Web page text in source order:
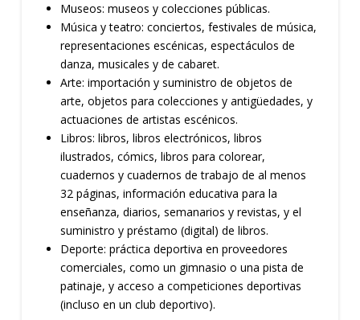
Museos: museos y colecciones públicas.
Música y teatro: conciertos, festivales de música,
representaciones escénicas, espectáculos de
danza, musicales y de cabaret.
Arte: importación y suministro de objetos de
arte, objetos para colecciones y antigüedades, y
actuaciones de artistas escénicos.
Libros: libros, libros electrónicos, libros
ilustrados, cómics, libros para colorear,
cuadernos y cuadernos de trabajo de al menos
32 páginas, información educativa para la
enseñanza, diarios, semanarios y revistas, y el
suministro y préstamo (digital) de libros.
Deporte: práctica deportiva en proveedores
comerciales, como un gimnasio o una pista de
patinaje, y acceso a competiciones deportivas
(incluso en un club deportivo).